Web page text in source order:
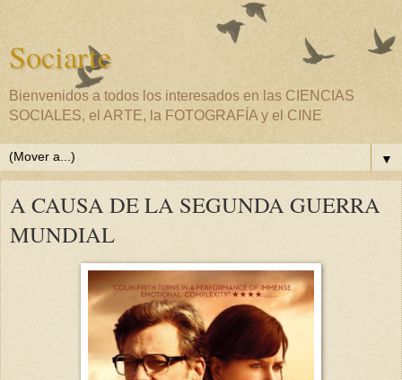
Sociarte
Bienvenidos a todos los interesados en las CIENCIAS
SOCIALES, el ARTE, la FOTOGRAFÍA y el CINE
▼
A CAUSA DE LA SEGUNDA GUERRA
MUNDIAL